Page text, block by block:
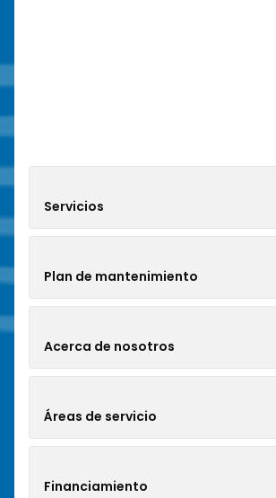
Servicios
Plan de mantenimiento
Acerca de nosotros
Áreas de servicio
Financiamiento